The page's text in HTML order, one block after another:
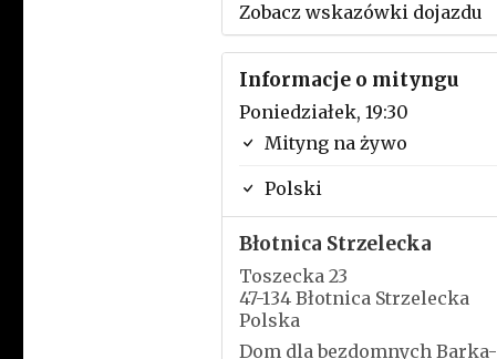
Zobacz wskazówki dojazdu
Informacje o mityngu
Poniedziałek, 19:30
Mityng na żywo
Polski
Błotnica Strzelecka
Toszecka 23
47-134 Błotnica Strzelecka
Polska
Dom dla bezdomnych Barka-